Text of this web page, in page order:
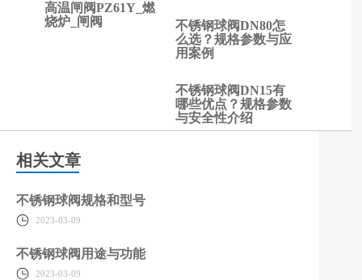
高温闸阀PZ61Y_燃
烧炉_闸阀
不锈钢球阀DN80怎
么选？规格参数与应
用案例
不锈钢球阀DN15有
哪些优点？规格参数
与安全性介绍
更值
相关文章
不锈钢球阀规格和型号
2023-03-09
不锈钢球阀用途与功能
2023-03-09